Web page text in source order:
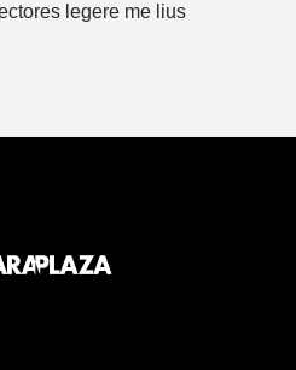
legere me lius